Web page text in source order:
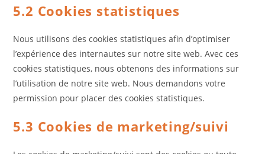
5.2 Cookies statistiques
Nous utilisons des cookies statistiques afin d’optimiser
l’expérience des internautes sur notre site web. Avec ces
cookies statistiques, nous obtenons des informations sur
l’utilisation de notre site web. Nous demandons votre
permission pour placer des cookies statistiques.
5.3 Cookies de marketing/suivi